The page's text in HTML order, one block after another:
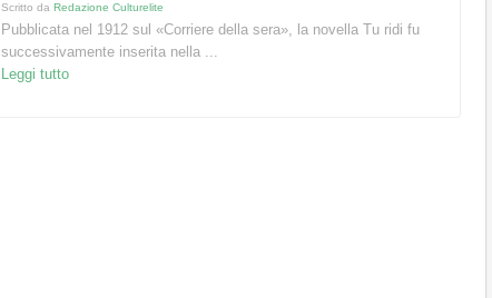
Scritto daRedazione Culturelite
Pubblicata nel 1912 sul «Corriere della sera», la novella Tu ridi fu
successivamente inserita nella ...
Leggi tutto